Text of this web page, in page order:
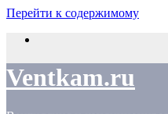
Перейти к содержимому
Ventkam.ru